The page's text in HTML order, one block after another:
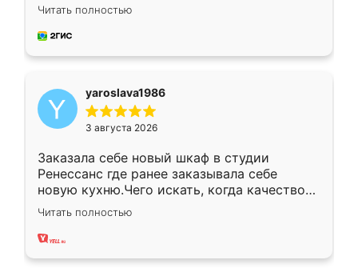
недели кухня была уже готова. Остались
довольны работой. Спасибо Ренессанс
мебель за качественную работу!
Читать полностью
yaroslava1986
3 августа 2026
Заказала себе новый шкаф в студии
Ренессанс где ранее заказывала себе
новую кухню.Чего искать, когда качеством
вполне довольна. Служит кухня уже почти
два года, нареканий нет.
Читать полностью